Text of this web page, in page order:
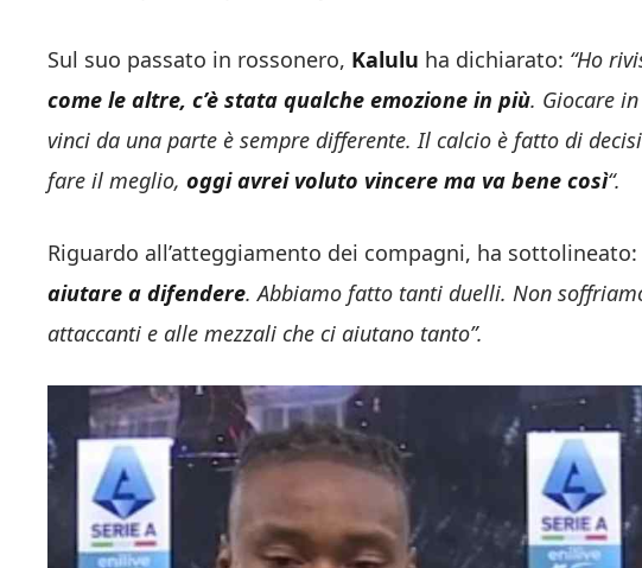
Sul suo passato in rossonero, Kalulu ha dichiarato: “Ho
come le altre, c’è stata qualche emozione in più. Giocare
vinci da una parte è sempre differente. Il calcio è fatto di
fare il meglio, oggi avrei voluto vincere ma va bene così“.
Riguardo all’atteggiamento dei compagni, ha sottolineato:
aiutare a difendere. Abbiamo fatto tanti duelli. Non
attaccanti e alle mezzali che ci aiutano tanto”.